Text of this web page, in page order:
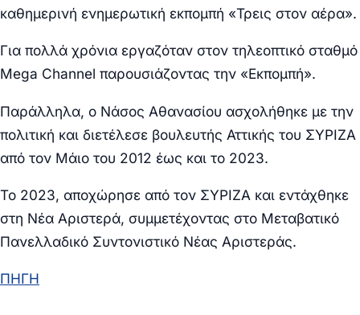
καθημερινή ενημερωτική εκπομπή «Τρεις στον αέρα».
Για πολλά χρόνια εργαζόταν στον τηλεοπτικό σταθμό
Mega Channel παρουσιάζοντας την «Εκπομπή».
Παράλληλα, ο Νάσος Αθανασίου ασχολήθηκε με την
πολιτική και διετέλεσε βουλευτής Αττικής του ΣΥΡΙΖΑ
από τον Μάιο του 2012 έως και το 2023.
Το 2023, αποχώρησε από τον ΣΥΡΙΖΑ και εντάχθηκε
στη Νέα Αριστερά, συμμετέχοντας στο Μεταβατικό
Πανελλαδικό Συντονιστικό Νέας Αριστεράς.
ΠΗΓΗ